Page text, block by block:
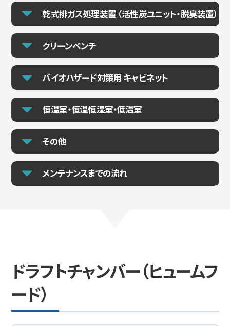
乾式排ガス処理装置 （活性炭ユニット・脱臭装置）
クリーンベンチ
バイオハザード対策用 キャビネット
恒温室・恒温恒湿室・低温室
その他
メンテナンスまでの流れ
ドラフトチャンバー（ヒュームフ
ード）